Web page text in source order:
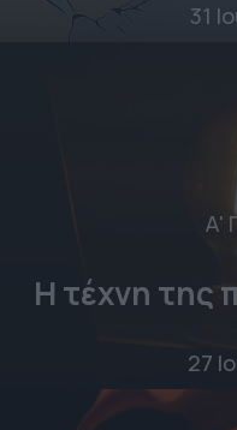
31
Α'
Η τέχνη της
27